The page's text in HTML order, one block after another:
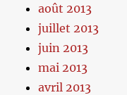
août 2013
juillet 2013
juin 2013
mai 2013
avril 2013